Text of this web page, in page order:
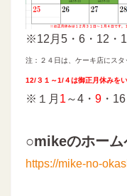
※12月5・6・12・
注：２４日は、ケーキ店にスタ
12/３１～1/４は御正月休みを
※１月 1 ～4・ 9 ・
○mikeのホーム
https://mike-no-